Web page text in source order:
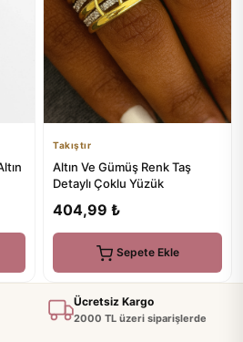
Takıştır
Altın Ve Gümüş Renk Taş
Detaylı Çoklu Yüzük
404,99 ₺
Sepete Ekle
Ücretsiz Kargo
2000 TL üzeri siparişlerde